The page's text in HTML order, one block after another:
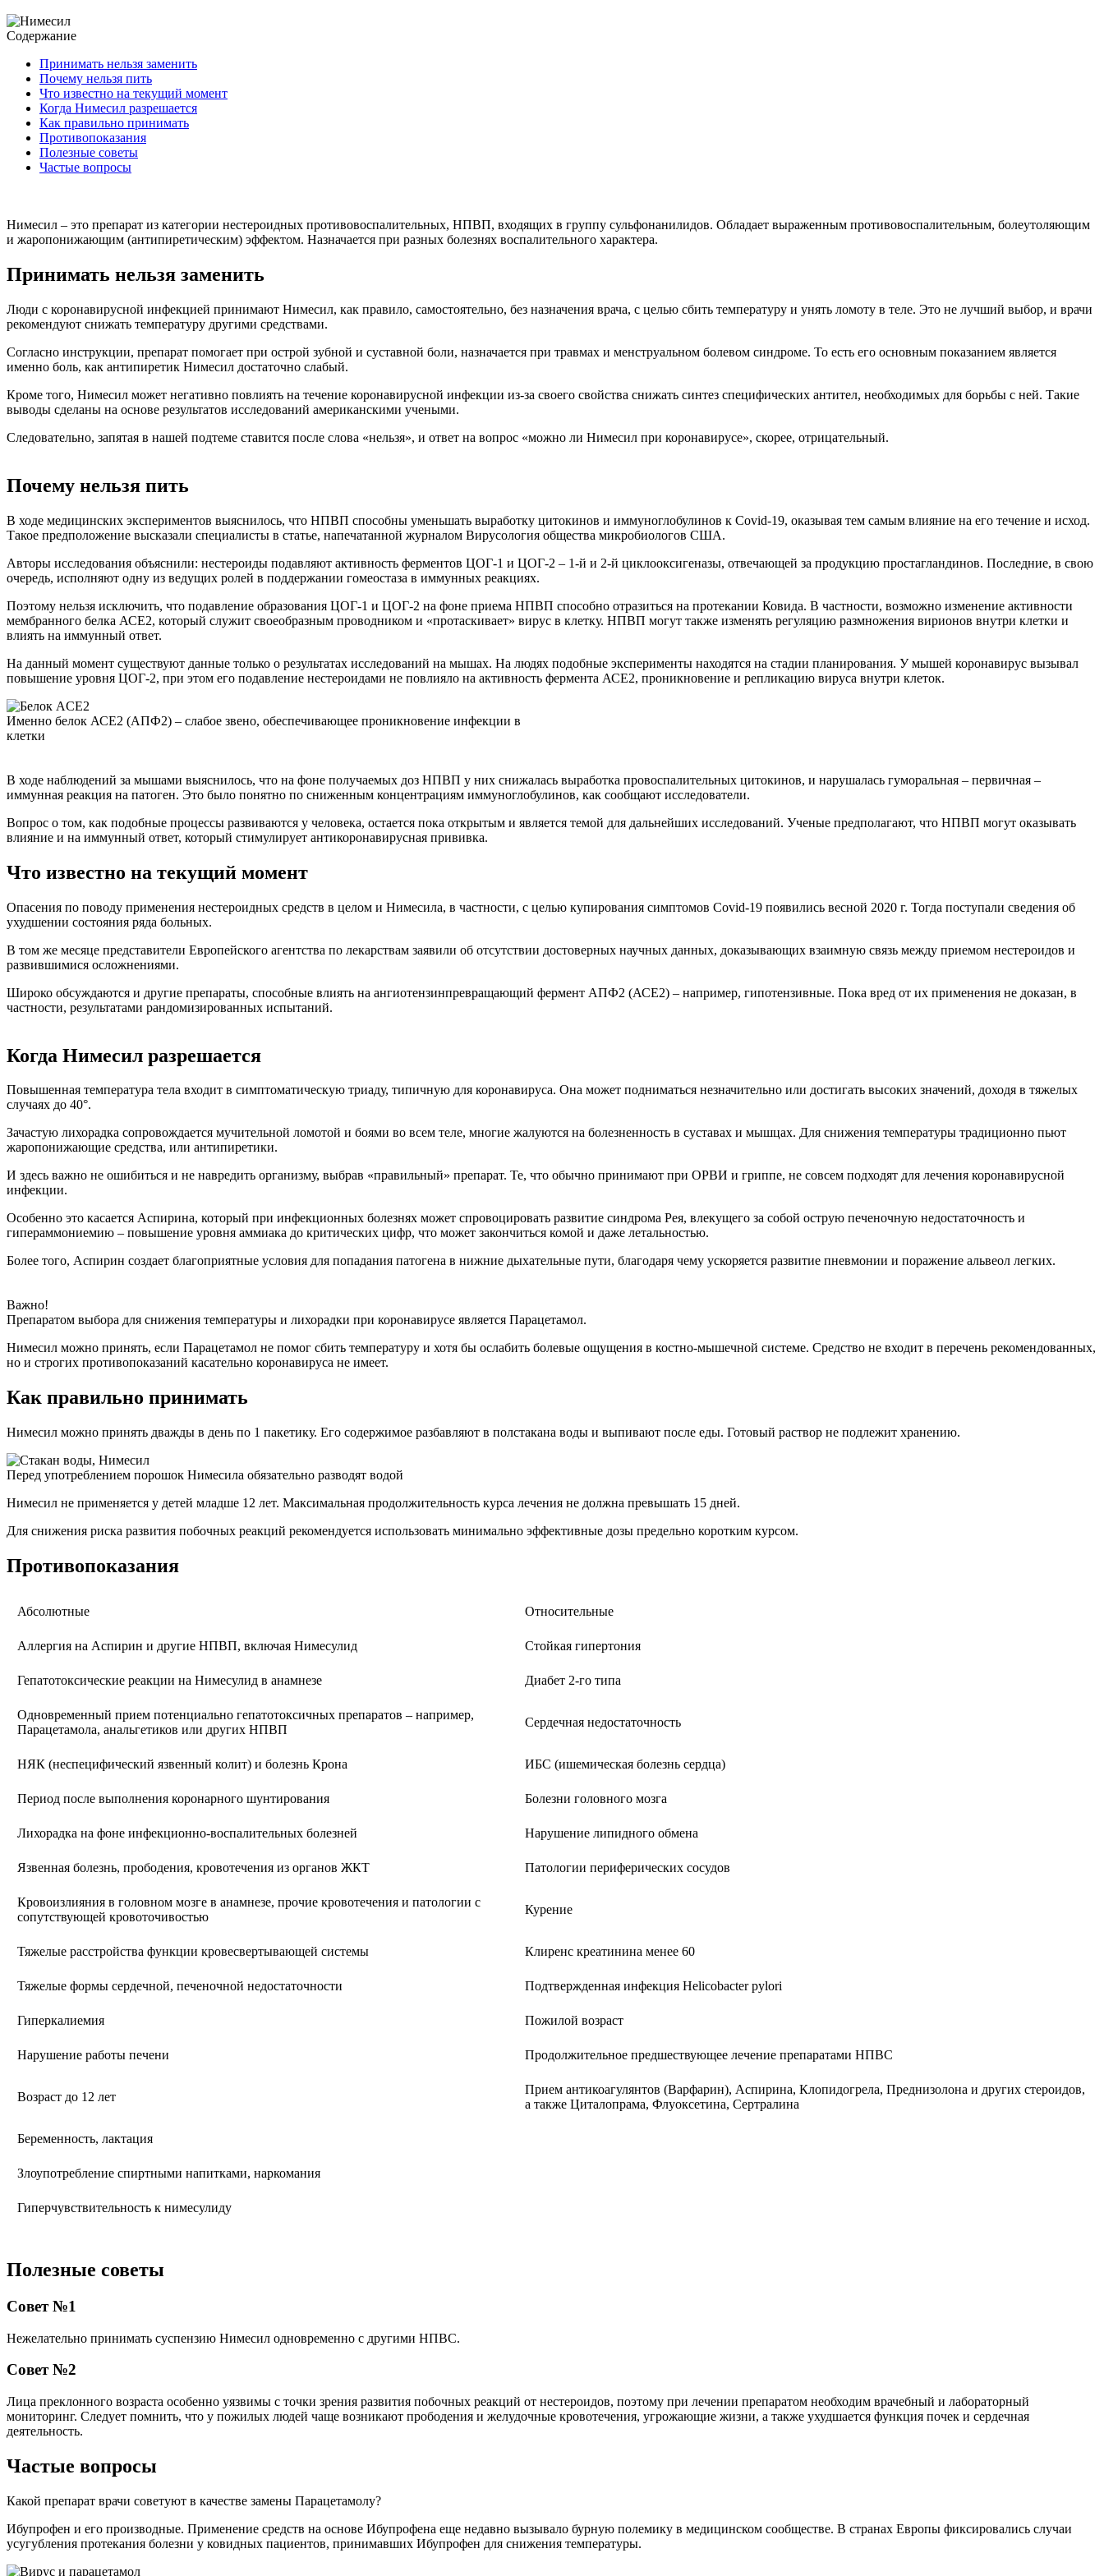
Содержание
Принимать нельзя заменить
Почему нельзя пить
Что известно на текущий момент
Когда Нимесил разрешается
Как правильно принимать
Противопоказания
Полезные советы
Частые вопросы
Нимесил – это препарат из категории нестероидных противовоспалительных, НПВП, входящих в группу сульфонанилидов. Обладает выраженным противовоспалительным, болеутоляющим
и жаропонижающим (антипиретическим) эффектом. Назначается при разных болезнях воспалительного характера.
Принимать нельзя заменить
Люди с коронавирусной инфекцией принимают Нимесил, как правило, самостоятельно, без назначения врача, с целью сбить температуру и унять ломоту в теле. Это не лучший выбор, и врачи
рекомендуют снижать температуру другими средствами.
Согласно инструкции, препарат помогает при острой зубной и суставной боли, назначается при травмах и менструальном болевом синдроме. То есть его основным показанием является
именно боль, как антипиретик Нимесил достаточно слабый.
Кроме того, Нимесил может негативно повлиять на течение коронавирусной инфекции из-за своего свойства снижать синтез специфических антител, необходимых для борьбы с ней. Такие
выводы сделаны на основе результатов исследований американскими учеными.
Следовательно, запятая в нашей подтеме ставится после слова «нельзя», и ответ на вопрос «можно ли Нимесил при коронавирусе», скорее, отрицательный.
Почему нельзя пить
В ходе медицинских экспериментов выяснилось, что НПВП способны уменьшать выработку цитокинов и иммуноглобулинов к Covid-19, оказывая тем самым влияние на его течение и исход.
Такое предположение высказали специалисты в статье, напечатанной журналом Вирусология общества микробиологов США.
Авторы исследования объяснили: нестероиды подавляют активность ферментов ЦОГ-1 и ЦОГ-2 – 1-й и 2-й циклооксигеназы, отвечающей за продукцию простагландинов. Последние, в свою
очередь, исполняют одну из ведущих ролей в поддержании гомеостаза в иммунных реакциях.
Поэтому нельзя исключить, что подавление образования ЦОГ-1 и ЦОГ-2 на фоне приема НПВП способно отразиться на протекании Ковида. В частности, возможно изменение активности
мембранного белка АСЕ2, который служит своеобразным проводником и «протаскивает» вирус в клетку. НПВП могут также изменять регуляцию размножения вирионов внутри клетки и
влиять на иммунный ответ.
На данный момент существуют данные только о результатах исследований на мышах. На людях подобные эксперименты находятся на стадии планирования. У мышей коронавирус вызывал
повышение уровня ЦОГ-2, при этом его подавление нестероидами не повлияло на активность фермента АСЕ2, проникновение и репликацию вируса внутри клеток.
Именно белок АСЕ2 (АПФ2) – слабое звено, обеспечивающее проникновение инфекции в
клетки
В ходе наблюдений за мышами выяснилось, что на фоне получаемых доз НПВП у них снижалась выработка провоспалительных цитокинов, и нарушалась гуморальная – первичная –
иммунная реакция на патоген. Это было понятно по сниженным концентрациям иммуноглобулинов, как сообщают исследователи.
Вопрос о том, как подобные процессы развиваются у человека, остается пока открытым и является темой для дальнейших исследований. Ученые предполагают, что НПВП могут оказывать
влияние и на иммунный ответ, который стимулирует антикоронавирусная прививка.
Что известно на текущий момент
Опасения по поводу применения нестероидных средств в целом и Нимесила, в частности, с целью купирования симптомов Covid-19 появились весной 2020 г. Тогда поступали сведения об
ухудшении состояния ряда больных.
В том же месяце представители Европейского агентства по лекарствам заявили об отсутствии достоверных научных данных, доказывающих взаимную связь между приемом нестероидов и
развившимися осложнениями.
Широко обсуждаются и другие препараты, способные влиять на ангиотензинпревращающий фермент АПФ2 (АСЕ2) – например, гипотензивные. Пока вред от их применения не доказан, в
частности, результатами рандомизированных испытаний.
Когда Нимесил разрешается
Повышенная температура тела входит в симптоматическую триаду, типичную для коронавируса. Она может подниматься незначительно или достигать высоких значений, доходя в тяжелых
случаях до 40°.
Зачастую лихорадка сопровождается мучительной ломотой и боями во всем теле, многие жалуются на болезненность в суставах и мышцах. Для снижения температуры традиционно пьют
жаропонижающие средства, или антипиретики.
И здесь важно не ошибиться и не навредить организму, выбрав «правильный» препарат. Те, что обычно принимают при ОРВИ и гриппе, не совсем подходят для лечения коронавирусной
инфекции.
Особенно это касается Аспирина, который при инфекционных болезнях может спровоцировать развитие синдрома Рея, влекущего за собой острую печеночную недостаточность и
гипераммониемию – повышение уровня аммиака до критических цифр, что может закончиться комой и даже летальностью.
Более того, Аспирин создает благоприятные условия для попадания патогена в нижние дыхательные пути, благодаря чему ускоряется развитие пневмонии и поражение альвеол легких.
Важно!
Препаратом выбора для снижения температуры и лихорадки при коронавирусе является Парацетамол.
Нимесил можно принять, если Парацетамол не помог сбить температуру и хотя бы ослабить болевые ощущения в костно-мышечной системе. Средство не входит в перечень рекомендованных,
но и строгих противопоказаний касательно коронавируса не имеет.
Как правильно принимать
Нимесил можно принять дважды в день по 1 пакетику. Его содержимое разбавляют в полстакана воды и выпивают после еды. Готовый раствор не подлежит хранению.
Перед употреблением порошок Нимесила обязательно разводят водой
Нимесил не применяется у детей младше 12 лет. Максимальная продолжительность курса лечения не должна превышать 15 дней.
Для снижения риска развития побочных реакций рекомендуется использовать минимально эффективные дозы предельно коротким курсом.
Противопоказания
Абсолютные Относительные
Аллергия на Аспирин и другие НПВП, включая Нимесулид Стойкая гипертония
Гепатотоксические реакции на Нимесулид в анамнезе Диабет 2-го типа
Одновременный прием потенциально гепатотоксичных препаратов – например,
Парацетамола, анальгетиков или других НПВП
Сердечная недостаточность
НЯК (неспецифический язвенный колит) и болезнь Крона ИБС (ишемическая болезнь сердца)
Период после выполнения коронарного шунтирования Болезни головного мозга
Лихорадка на фоне инфекционно-воспалительных болезней Нарушение липидного обмена
Язвенная болезнь, прободения, кровотечения из органов ЖКТ Патологии периферических сосудов
Кровоизлияния в головном мозге в анамнезе, прочие кровотечения и патологии с
сопутствующей кровоточивостью
Курение
Тяжелые расстройства функции кровесвертывающей системы Клиренс креатинина менее 60
Тяжелые формы сердечной, печеночной недостаточности Подтвержденная инфекция Helicobacter pylori
Гиперкалиемия Пожилой возраст
Нарушение работы печени Продолжительное предшествующее лечение препаратами НПВС
Возраст до 12 лет
Прием антикоагулянтов (Варфарин), Аспирина, Клопидогрела, Преднизолона и других стероидов,
а также Циталопрама, Флуоксетина, Сертралина
Беременность, лактация
Злоупотребление спиртными напитками, наркомания
Гиперчувствительность к нимесулиду
Полезные советы
Совет №1
Нежелательно принимать суспензию Нимесил одновременно с другими НПВС.
Совет №2
Лица преклонного возраста особенно уязвимы с точки зрения развития побочных реакций от нестероидов, поэтому при лечении препаратом необходим врачебный и лабораторный
мониторинг. Следует помнить, что у пожилых людей чаще возникают прободения и желудочные кровотечения, угрожающие жизни, а также ухудшается функция почек и сердечная
деятельность.
Частые вопросы
Какой препарат врачи советуют в качестве замены Парацетамолу?
Ибупрофен и его производные. Применение средств на основе Ибупрофена еще недавно вызывало бурную полемику в медицинском сообществе. В странах Европы фиксировались случаи
усугубления протекания болезни у ковидных пациентов, принимавших Ибупрофен для снижения температуры.